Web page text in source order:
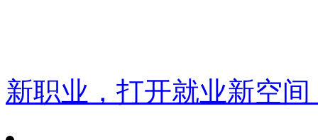
新职业，打开就业新空